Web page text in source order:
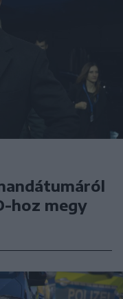
hoz megy